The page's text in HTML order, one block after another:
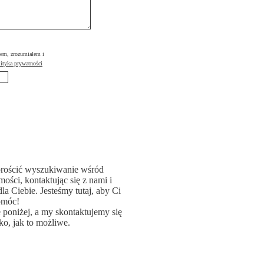
zrozumiałem i
prywatności
wyszukiwanie wśród
kontaktując się z nami i
Ciebie. Jesteśmy tutaj, aby Ci
a my skontaktujemy się
jak to możliwe.